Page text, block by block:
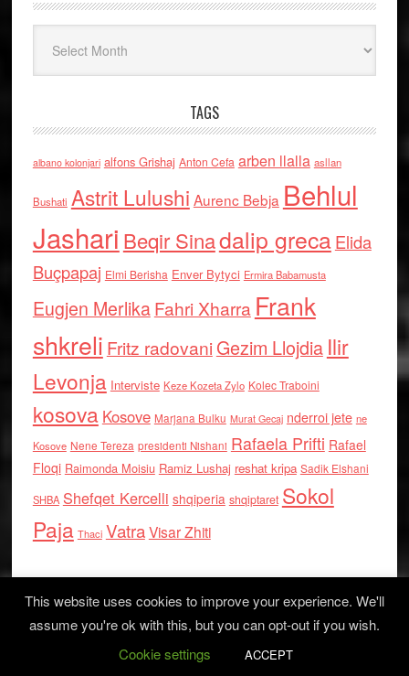
TAGS
albano kolonjari alfons Grishaj Anton Cefa arben llalla asllan
Bushati Astrit Lulushi Aurenc Bebja Behlul
Jashari Beqir Sinadalip grecaElida
Buçpapaj Elmi Berisha Enver Bytyci Ermira Babamusta
Eugjen MerlikaFahri Xharra Frank
shkreli Fritz radovaniGezim Llojdia Ilir
Levonja Interviste Keze Kozeta Zylo Kolec Traboini
kosova Kosove Marjana Bulku Murat Gecaj nderroi jete ne
Kosove Nene Tereza presidenti Nishani Rafaela Prifti Rafael
Floqi Raimonda Moisiu Ramiz Lushaj reshat kripa Sadik Elshani
SHBA Shefqet Kercelli shqiperia shqiptaret Sokol
Paja Thaci VatraVisar Zhiti
Log in
This website uses cookies to improve your experience. We'll
assume you're ok with this, but you can opt-out if you wish.
Cookie settings
ACCEPT